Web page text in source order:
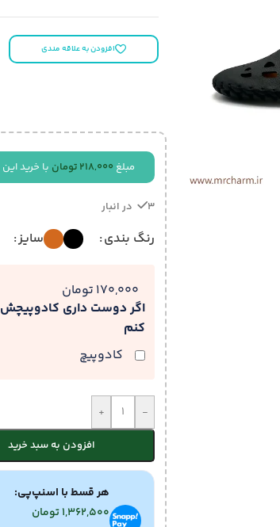
افزودن به علاقه مندی
مبلغ 218,000 تومان با خرید
3 در انبار
رنگ بندی سایز
اگر دوست داری کادوپیچش
کنم
کادوپیچ
170,000 تومان
-
+
افزودن به سبد خرید
هر قسط با اسنپ‌پی:
1,362,500تومان